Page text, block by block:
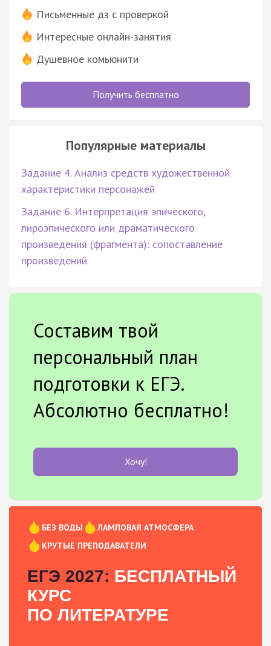
Письменные дз с проверкой
Интересные онлайн-занятия
Душевное комьюнити
Получить бесплатно
Популярные материалы
Задание 4. Анализ средств художественной
характеристики персонажей
Задание 6. Интерпретация эпического,
лироэпического или драматического
произведения (фрагмента): сопоставление
произведений
Составим твой
персональный план
подготовки к ЕГЭ.
Абсолютно бесплатно!
Хочу!
БЕЗ ВОДЫ
ЛАМПОВАЯ АТМОСФЕРА
КРУТЫЕ ПРЕПОДАВАТЕЛИ
ЕГЭ 2027: БЕСПЛАТНЫЙ
КУРС
ПО ЛИТЕРАТУРЕ